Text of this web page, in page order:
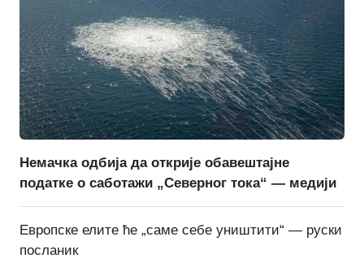
Немачка одбија да открије обавештајне
податке о саботажи „Северног тока“ — медији
Европске елите ће „саме себе уништити“ — руски
посланик